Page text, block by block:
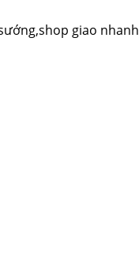
giao